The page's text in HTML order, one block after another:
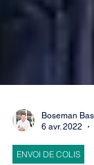
Boseman Bass
6 avr. 2022